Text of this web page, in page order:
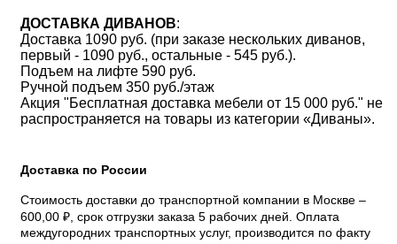
ДОСТАВКА ДИВАНОВ:
Доставка 1090 руб. (при заказе нескольких диванов,
первый - 1090 руб., остальные - 545 руб.).
Подъем на лифте 590 руб.
Ручной подъем 350 руб./этаж
Акция "Бесплатная доставка мебели от 15 000 руб." не
распространяется на товары из категории «Диваны».
Доставка по России
Стоимость доставки до транспортной компании в Москве –
600,00 ₽, срок отгрузки заказа 5 рабочих дней. Оплата
междугородних транспортных услуг, производится по факту